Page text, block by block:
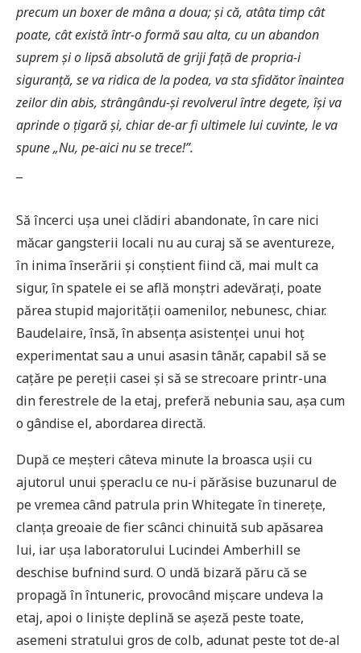
precum un boxer de mâna a doua; și că, atâta timp cât
poate, cât există într-o formă sau alta, cu un abandon
suprem și o lipsă absolută de griji față de propria-i
siguranță, se va ridica de la podea, va sta sfidător înaintea
zeilor din abis, strângându-și revolverul între degete, își va
aprinde o țigară și, chiar de-ar fi ultimele lui cuvinte, le va
spune „Nu, pe-aici nu se trece!”.
¯
Să încerci ușa unei clădiri abandonate, în care nici
măcar gangsterii locali nu au curaj să se aventureze,
în inima înserării și conștient fiind că, mai mult ca
sigur, în spatele ei se află monștri adevărați, poate
părea stupid majorității oamenilor, nebunesc, chiar.
Baudelaire, însă, în absența asistenței unui hoț
experimentat sau a unui asasin tânăr, capabil să se
cațăre pe pereții casei și să se strecoare printr-una
din ferestrele de la etaj, preferă nebunia sau, așa cum
o gândise el, abordarea directă.
După ce meșteri câteva minute la broasca ușii cu
ajutorul unui șperaclu ce nu-i părăsise buzunarul de
pe vremea când patrula prin Whitegate în tinerețe,
clanța greoaie de fier scânci chinuită sub apăsarea
lui, iar ușa laboratorului Lucindei Amberhill se
deschise bufnind surd. O undă bizară păru că se
propagă în întuneric, provocând mișcare undeva la
etaj, apoi o liniște deplină se așeză peste toate,
asemeni stratului gros de colb, adunat peste tot de-al